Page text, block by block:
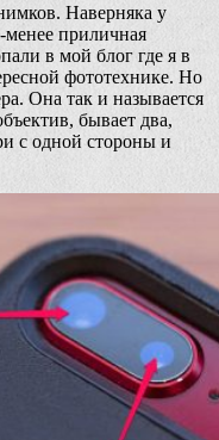
Наверняка у
менее приличная
в мой блог где я в
фототехнике. Но
Она так и называется
бывает два,
с одной стороны и